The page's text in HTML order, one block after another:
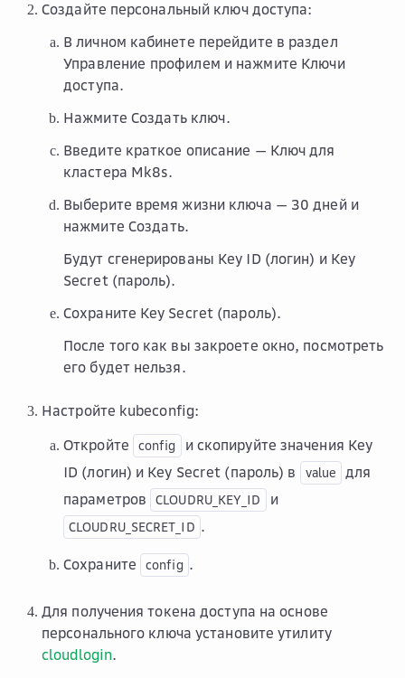
Создайте персональный ключ доступа:
В личном кабинете перейдите в раздел
Управление профилем и нажмите Ключи
доступа.
Нажмите Создать ключ.
Введите краткое описание — Ключ для
кластера Mk8s.
Выберите время жизни ключа — 30 дней и
нажмите Создать.
Будут сгенерированы Key ID (логин) и Key
Secret (пароль).
Сохраните Key Secret (пароль).
После того как вы закроете окно, посмотреть
его будет нельзя.
Настройте kubeconfig:
Откройте
config
и скопируйте значения Key
ID (логин) и Key Secret (пароль) в
value
для
параметров
CLOUDRU_KEY_ID и
CLOUDRU_SECRET_ID .
Сохраните config .
Для получения токена доступа на основе
персонального ключа установите утилиту
cloudlogin.